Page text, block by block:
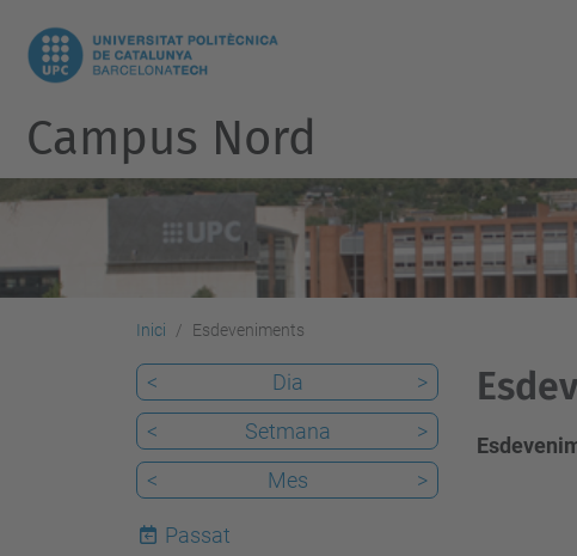
Campus Nord
Inici Esdeveniments
< Dia
>
<
Setmana
>
<
Mes >
Passat